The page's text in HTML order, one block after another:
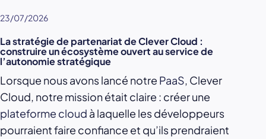
23/07/2026
La stratégie de partenariat de Clever Cloud :
construire un écosystème ouvert au service de
l’autonomie stratégique
Lorsque nous avons lancé notre PaaS, Clever
Cloud, notre mission était claire : créer une
plateforme cloud à laquelle les développeurs
pourraient faire confiance et qu’ils prendraient